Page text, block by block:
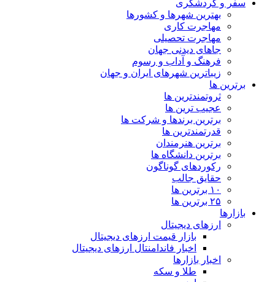
سفر و گردشگری
بهترین شهرها و کشورها
مهاجرت کاری
مهاجرت تحصیلی
جاهای دیدنی جهان
فرهنگ و آداب و رسوم
زیباترین شهرهای ایران و جهان
برترین ها
ثروتمندترین ها
عجیب ترین ها
برترین برندها و شرکت ها
قدرتمندترین ها
برترین هنرمندان
برترین دانشگاه ها
رکوردهای گوناگون
حقایق جالب
۱۰ برترین ها
۲۵ برترین ها
بازارها
ارزهای دیجیتال
بازار قیمت ارزهای دیجیتال
اخبار فاندامنتال ارزهای دیجیتال
اخبار بازارها
طلا و سکه